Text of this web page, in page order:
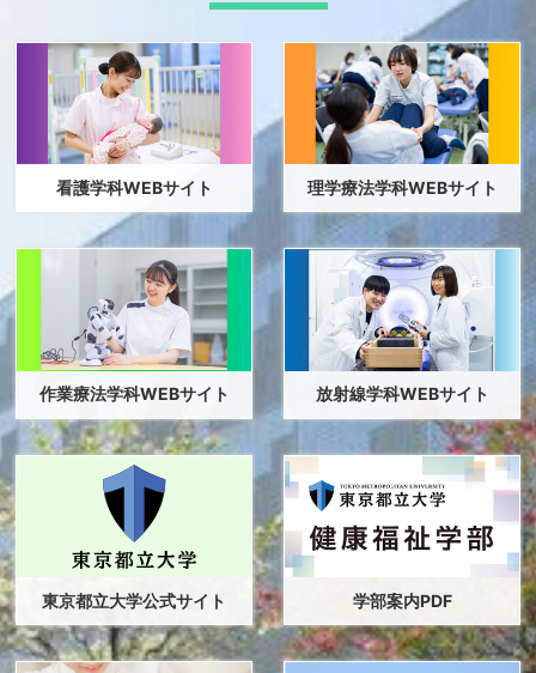
活動報告
理学療法学科・作業療法学科 合同就職説明会を開催しま
した
2026年6月30日 入試情報
2027年度大学院人間健康科学研究科 夏季入試における
入学考査料支払いについて（情報更新）
2026年6月29日 入試情報 イベント 活動報告
千葉県立柏高等学校の生徒が来学！最先端の医療技術に
触れる大学見学を実施しました
2026年6月26日 在校生
祝日授業日における学務課教務係窓口取扱時間について
(
44.5kB)
2026年6月25日
[人間健康科学研究科] 学籍異動（休学や退学など）を
お考えの方へ
2026年6月24日 入試情報 活動報告
健康福祉学部が「大学フェア2026」に出展しました！
看護学科WEBサイト 理学療法学科WEBサイト
作業療法学科WEBサイト 放射線学科WEBサイト
東京都立大学公式サイト 学部案内PDF